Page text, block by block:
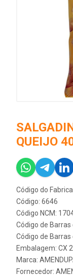
QUEIJO
Código do
Código: 6646
Código NCM:
Código de
Código de
Embalagem: CX
Marca:
Fornecedor: